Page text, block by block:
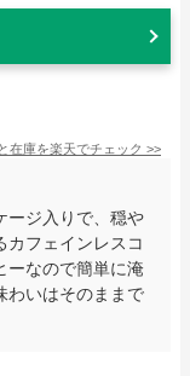
在庫を楽天でチェック >>
ージ入りで、穏や
カフェインレスコ
ーなので簡単に淹
わいはそのままで